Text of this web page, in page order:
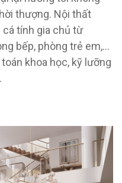
thượng. Nội thất
tính gia chủ từ
bếp, phòng trẻ em,…
khoa học, kỹ lưỡng